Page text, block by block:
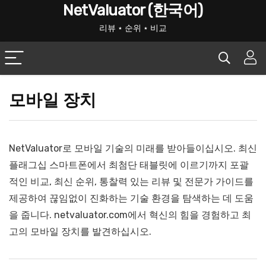
NetValuator (한국어)
리뷰 ⋆ 순위 ⋆ 비교
모바일 장치
NetValuator로 모바일 기술의 미래를 받아들이십시오. 최신
플래그십 스마트폰에서 최첨단 태블릿에 이르기까지 포괄
적인 비교, 최신 순위, 통찰력 있는 리뷰 및 전문가 가이드를
제공하여 끊임없이 진화하는 기술 환경을 탐색하는 데 도움
을 줍니다. netvaluator.com에서 혁신의 힘을 경험하고 최
고의 모바일 장치를 발견하십시오.